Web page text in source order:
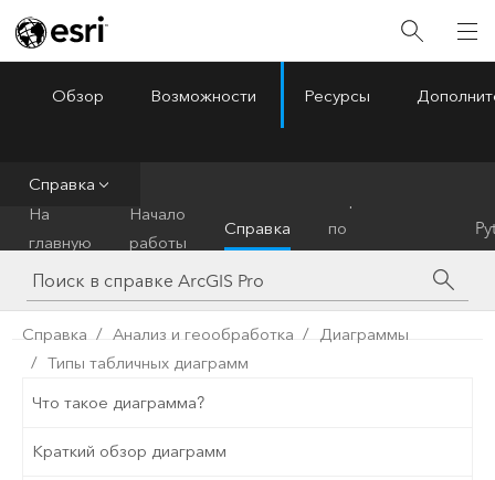
ArcGIS Pro
Обзор Возможности Ресурсы
Справка
На
главную
Начало
работы
Справка
по
инструментам
Справка Анализ и геообработка
Диаграммы
Типы табличных диаграмм
Что такое диаграмма?
Краткий обзор диаграмм